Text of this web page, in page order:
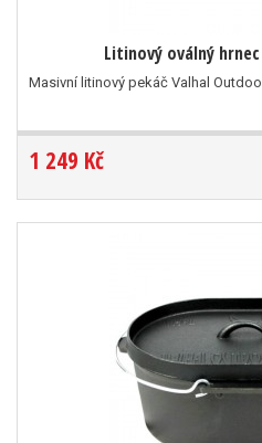
Litinový oválný
Masivní litinový pekáč Valhal
1 249 Kč